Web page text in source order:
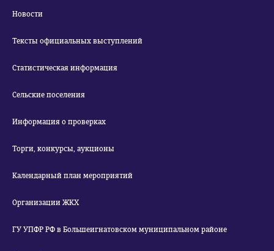
Новости
Тексты официальных выступлений
Статистическая информация
Сельские поселения
Информация о проверках
Торги, конкурсы, аукционы
Календарный план мероприятий
Организации ЖКХ
ГУ УПФР РФ в Большеигнатовском муниципальном районе